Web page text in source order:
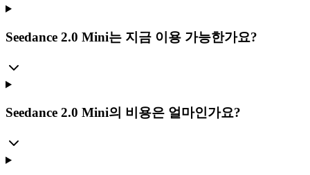
Seedance 2.0 Mini는 지금 이용 가능한가요?
Seedance 2.0 Mini의 비용은 얼마인가요?